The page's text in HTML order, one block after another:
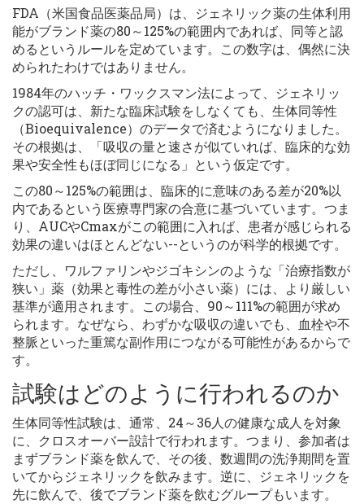
FDA（米国食品医薬品局）は、ジェネリック薬の生体利用
能がブランド薬の80～125%の範囲内であれば、同等と認
めるというルールを定めています。この数字は、偶然に決
められたわけではありません。
1984年のハッチ・ワックスマン法によって、ジェネリッ
クの認可は、新たな臨床試験をしなくても、生体同等性
（Bioequivalence）のデータで済むようになりました。
その根拠は、「吸収の量と速さが似ていれば、臨床的な効
果や安全性もほぼ同じになる」という仮定です。
この80～125%の範囲は、臨床的に意味のある差が20%以
内であるという医療専門家の合意に基づいています。つま
り、AUCやCmaxがこの範囲に入れば、患者が感じられる
効果の違いはほとんどない--というのが科学的根拠です。
ただし、ワルファリンやジゴキシンのような「治療指数が
狭い」薬（効果と毒性の差が小さい薬）には、より厳しい
基準が適用されます。この場合、90～111%の範囲が求め
られます。なぜなら、わずかな吸収の違いでも、血栓や不
整脈といった重篤な副作用につながる可能性があるからで
す。
試験はどのように行われるのか
生体同等性試験は、通常、24～36人の健康な成人を対象
に、クロスオーバー設計で行われます。つまり、参加者は
まずブランド薬を飲んで、その後、数週間の洗浄期間を置
いてからジェネリックを飲みます。逆に、ジェネリックを
先に飲んで、後でブランド薬を飲むグループもいます。